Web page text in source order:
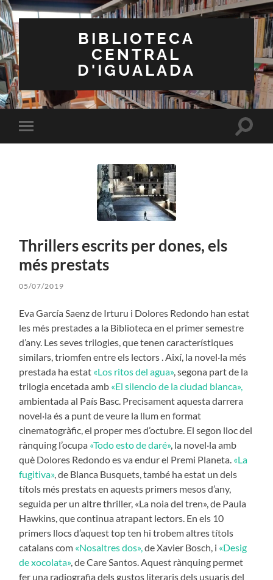
BIBLIOTECA
CENTRAL
D'IGUALADA
Toggle
mobile
Toggle
Thrillers escrits per dones, els
més prestats
05/07/2019
Eva García Saenz de Irturu i Dolores Redondo han estat
les més prestades a la Biblioteca en el primer semestre
d’any. Les seves trilogies, que tenen característiques
similars, triomfen entre els lectors . Així, la novel·la més
prestada ha estat «Los ritos del agua», segona part de la
trilogia encetada amb «El silencio de la ciudad blanca»,
ambientada al País Basc. Precisament aquesta darrera
novel·la és a punt de veure la llum en format
cinematogràfic, el proper mes d’octubre. El segon lloc del
rànquing l’ocupa «Todo esto de daré», la novel·la amb
què Dolores Redondo es va endur el Premi Planeta. «La
fugitiva», de Blanca Busquets, també ha estat un dels
títols més prestats en aquests primers mesos d’any,
seguida per un altre thriller, «La noia del tren», de Paula
Hawkins, que continua atrapant lectors. En els 10
primers llocs d’aquest top ten hi trobem altres títols
catalans com «Nosaltres dos»,de Xavier Bosch, i «Desig
de xocolata», de Care Santos. Aquest rànquing permet
fer una radiografia dels gustos literaris dels usuaris del